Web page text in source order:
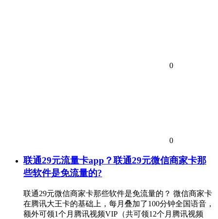
0
0
联通29元流量卡app？联通29元微信商家卡那
些软件是免流量的?
联通29元微信商家卡那些软件是免流量的？ 微信商家卡
在腾讯大王卡的基础上，每月叠加了100分钟全国语音，
额外可领1个月腾讯视频VIP（共可领12个月腾讯视频